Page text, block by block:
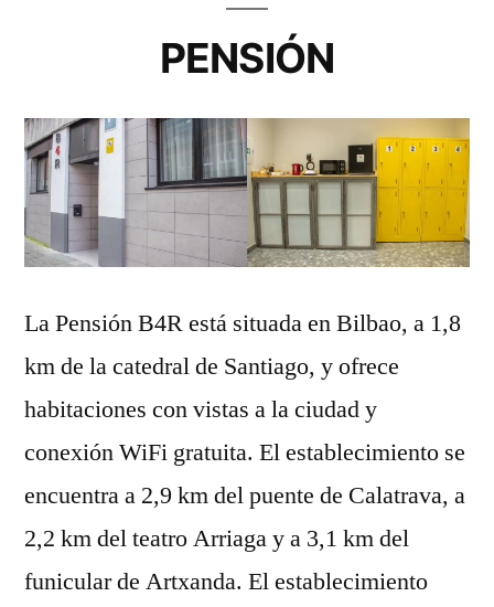
PENSIÓN
La Pensión B4R está situada en Bilbao, a 1,8
km de la catedral de Santiago, y ofrece
habitaciones con vistas a la ciudad y
conexión WiFi gratuita. El establecimiento se
encuentra a 2,9 km del puente de Calatrava, a
2,2 km del teatro Arriaga y a 3,1 km del
funicular de Artxanda. El establecimiento